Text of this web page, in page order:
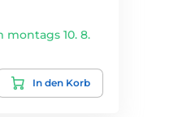
montags 10. 8.
In den Korb